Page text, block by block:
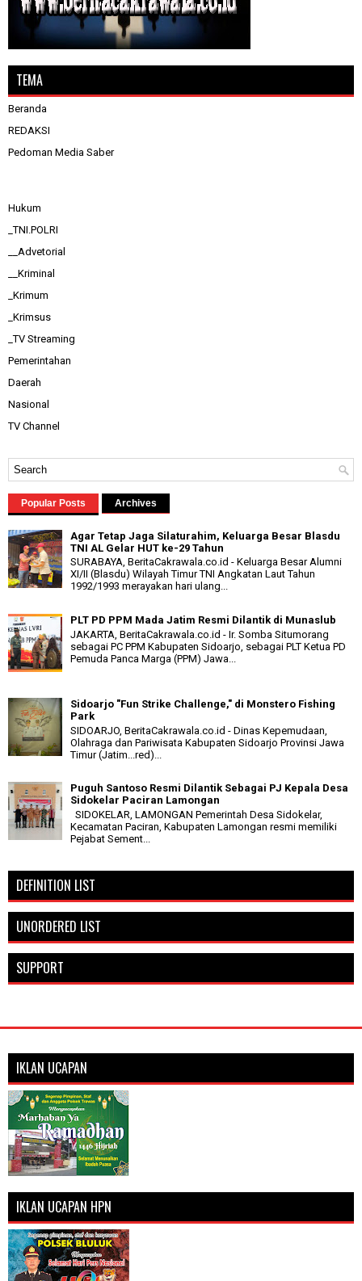
TEMA
Beranda
REDAKSI
Pedoman Media Saber
Hukum
_TNI.POLRI
__Advetorial
__Kriminal
_Krimum
_Krimsus
_TV Streaming
Pemerintahan
Daerah
Nasional
TV Channel
Popular Posts Archives
Agar Tetap Jaga Silaturahim, Keluarga Besar Blasdu
TNI AL Gelar HUT ke-29 Tahun
SURABAYA, BeritaCakrawala.co.id - Keluarga Besar Alumni
XI/II (Blasdu) Wilayah Timur TNI Angkatan Laut Tahun
1992/1993 merayakan hari ulang...
PLT PD PPM Mada Jatim Resmi Dilantik di Munaslub
JAKARTA, BeritaCakrawala.co.id - Ir. Somba Situmorang
sebagai PC PPM Kabupaten Sidoarjo, sebagai PLT Ketua PD
Pemuda Panca Marga (PPM) Jawa...
Sidoarjo "Fun Strike Challenge," di Monstero Fishing
Park
SIDOARJO, BeritaCakrawala.co.id - Dinas Kepemudaan,
Olahraga dan Pariwisata Kabupaten Sidoarjo Provinsi Jawa
Timur (Jatim...red)...
Puguh Santoso Resmi Dilantik Sebagai PJ Kepala Desa
Sidokelar Paciran Lamongan
SIDOKELAR, LAMONGAN Pemerintah Desa Sidokelar,
Kecamatan Paciran, Kabupaten Lamongan resmi memiliki
Pejabat Sement...
DEFINITION LIST
UNORDERED LIST
SUPPORT
IKLAN UCAPAN
IKLAN UCAPAN HPN